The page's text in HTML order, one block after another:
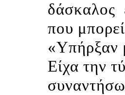
δάσκαλος
που
«Υπήρξαν
Είχα την